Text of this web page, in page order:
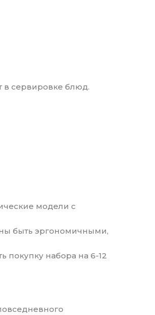
в сервировке блюд.
модели с
быть эргономичными,
покупку набора на 6-12